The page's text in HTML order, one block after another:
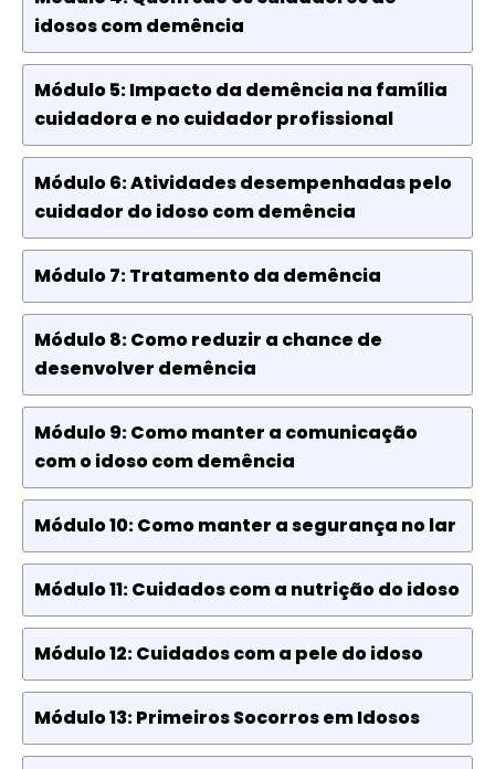
idosos com demência
Módulo 5: Impacto da demência na família
cuidadora e no cuidador profissional
Módulo 6: Atividades desempenhadas pelo
cuidador do idoso com demência
Módulo 7: Tratamento da demência
Módulo 8: Como reduzir a chance de
desenvolver demência
Módulo 9: Como manter a comunicação
com o idoso com demência
Módulo 10: Como manter a segurança no lar
Módulo 11: Cuidados com a nutrição do idoso
Módulo 12: Cuidados com a pele do idoso
Módulo 13: Primeiros Socorros em Idosos